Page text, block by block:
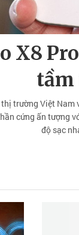
X8
trường Việt
cứng ấn tượng
độ sạc